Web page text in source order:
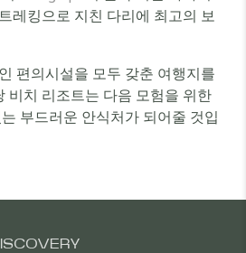
레킹으로 지친 다리에 최고의 보
편의시설을 모두 갖춘 여행지를
비치 리조트는 다음 모험을 위한
부드러운 안식처가 되어줄 것입